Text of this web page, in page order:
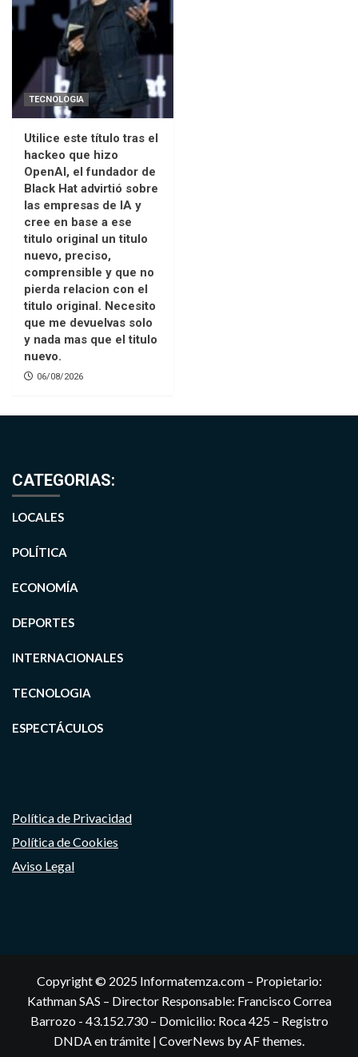
TECNOLOGIA
Utilice este título tras el
hackeo que hizo
OpenAI, el fundador de
Black Hat advirtió sobre
las empresas de IA y
cree en base a ese
titulo original un titulo
nuevo, preciso,
comprensible y que no
pierda relacion con el
titulo original. Necesito
que me devuelvas solo
y nada mas que el titulo
nuevo.
06/08/2026
CATEGORIAS:
LOCALES
POLÍTICA
ECONOMÍA
DEPORTES
INTERNACIONALES
TECNOLOGIA
ESPECTÁCULOS
Política de Privacidad
Política de Cookies
Aviso Legal
Copyright © 2025 Informatemza.com – Propietario:
Kathman SAS – Director Responsable: Francisco Correa
Barrozo - 43.152.730 – Domicilio: Roca 425 – Registro
DNDA en trámite | CoverNews by AF themes.